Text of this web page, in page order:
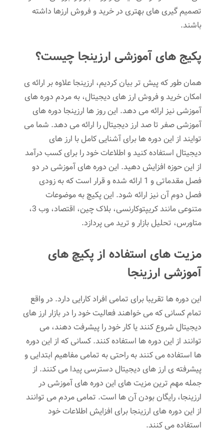
تصمیم ‌گیری ‌های بهتری در خرید و فروش ارزها داشته
باشند.
پکیج های آموزشی ارزینجا چیست؟
همان طور که پیش تر بیان کردیم، ارزینجا علاوه بر ارائه ی
امکان خرید و فروش ارز های دیجیتال، به مردم دوره های
آموزشی نیز ارائه می دهد. این روز ها ارزینجا دوره های
آموزشی صفر تا صد ارز دیجیتال را ارائه می دهد. شما می
توایند از این دوره ها برای آشنایی کامل با ارز های
دیجیتال استفاده کنید و اطلاعات خود را برای کسب درآمد
از این حوزه افزایش دهید. این دوره های آموزشی در دو
فصل مقدماتی و 1 ارائه شده و قرار است که به زودی
فصل دوم آن نیز ارائه شود. این پکیچ به موضوعات
متنوعی مانند کریپتوکارنسی، بلاک چین، اقتصاد، وب 3،
متاورس، تحلیل بازار و ترید می پردازد.
مزیت های استفاده از پکیچ های
آموزشی ارزینجا
این دوره ها تقریبا برای تمامی افراد کارایی دارد. در واقع
تمام کسانی که می خواهند فعالیت خود را در بازار ارز های
دیجیتال شروع کنند یا کار خود را پیشرفت دهند، می
توانند از این دوره ها استفاده کنند. کسانی که از این دوره
ها استفاده می کنند به راحتی به تمامی مفاهیم ابتدایی و
پیشرفته ی ارز های دیجیتال دسترسی پیدا می کنند. از
جمله مهم ترین مزیت های این دوره های آموزشی در
ارزینجا، رایگان بودن آن ها است. تمامی مردم می توانند
از این دوره های ارزینجا برای افزایش اطلاعات خود
استفاده می کنند.